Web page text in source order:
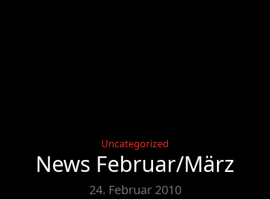
Categories
Uncategorized
News Februar/März
24. Februar 2010